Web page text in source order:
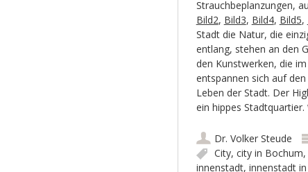
Strauchbeplanzungen,
Bild2, Bild3, Bild4, Bild5,
Stadt die Natur, die
entlang, stehen an den
den Kunstwerken, die
entspannen sich auf
Leben der Stadt. Der
ein hippes Stadtquartier.
Dr. Volker Steude
City, city in Bochum,
innenstadt, innenstadt